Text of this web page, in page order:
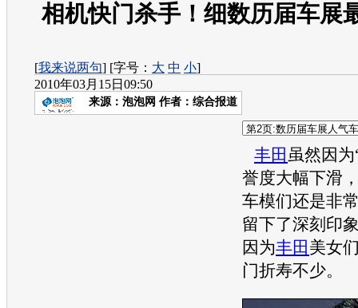
相机快门杀手！细数历届车展
[我来说两句] [字号： 大 中 小]
2010年03月15日09:50
来源： 泡泡网 作者：综合报道
丰田虽然因为
誉度大幅下滑
车模们还是非
留下了深刻印
因为丰田 美女
门折寿不少。